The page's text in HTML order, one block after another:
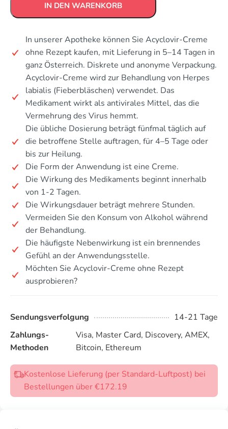
IN DEN WARENKORB
In unserer Apotheke können Sie Acyclovir-Creme
ohne Rezept kaufen, mit Lieferung in 5–14 Tagen in
ganz Österreich. Diskrete und anonyme Verpackung.
Acyclovir-Creme wird zur Behandlung von Herpes
labialis (Fieberbläschen) verwendet. Das
Medikament wirkt als antivirales Mittel, das die
Vermehrung des Virus hemmt.
Die übliche Dosierung beträgt fünfmal täglich auf
die betroffene Stelle auftragen, für 4–5 Tage oder
bis zur Heilung.
Die Form der Anwendung ist eine Creme.
Die Wirkung des Medikaments beginnt innerhalb
von 1-2 Tagen.
Die Wirkungsdauer beträgt mehrere Stunden.
Vermeiden Sie den Konsum von Alkohol während
der Behandlung.
Die häufigste Nebenwirkung ist ein brennendes
Gefühl an der Anwendungsstelle.
Möchten Sie Acyclovir-Creme ohne Rezept
ausprobieren?
Sendungsverfolgung
14-21 Tage
Zahlungs-
Methoden
Visa, Master Card, Discovery, AMEX,
Bitcoin, Ethereum
Kostenlose Lieferung (per Standard-Luftpost) bei
Bestellungen über €172.19